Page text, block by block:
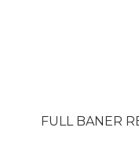
FULL BANER